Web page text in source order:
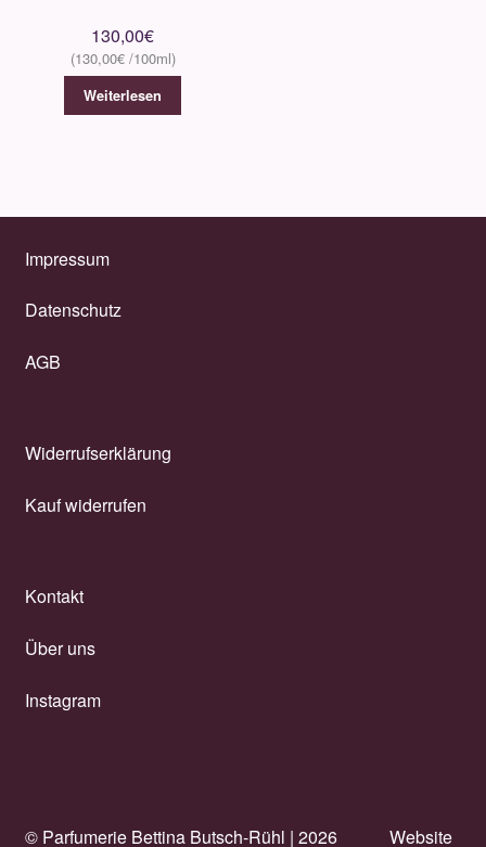
130,00€
130,00€
Weiterlesen
Impressum
Datenschutz
AGB
Widerrufserklärung
Kauf widerrufen
Kontakt
Über uns
Instagram
© Parfumerie Bettina Butsch-Rühl | 2026 Website